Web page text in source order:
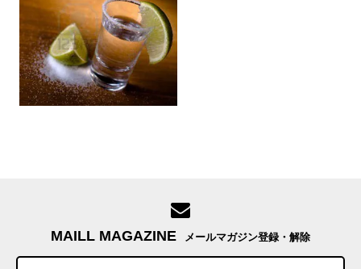
MAILL MAGAZINE メールマガジン登録・解除